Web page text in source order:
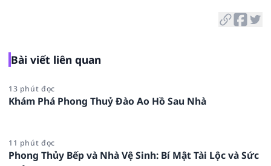
Bài viết liên quan
13 phút đọc
Khám Phá Phong Thuỷ Đào Ao Hồ Sau Nhà
11 phút đọc
Phong Thủy Bếp và Nhà Vệ Sinh: Bí Mật Tài Lộc và Sức